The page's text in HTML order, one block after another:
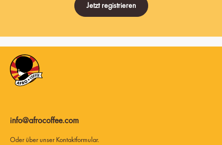
Jetzt registrieren
info@afrocoffee.com
Oder über unser Kontaktformular.